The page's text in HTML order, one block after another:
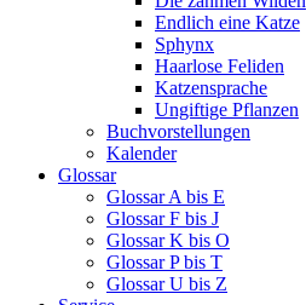
Endlich eine Katze
Sphynx
Haarlose Feliden
Katzensprache
Ungiftige Pflanzen
Buchvorstellungen
Kalender
Glossar
Glossar A bis E
Glossar F bis J
Glossar K bis O
Glossar P bis T
Glossar U bis Z